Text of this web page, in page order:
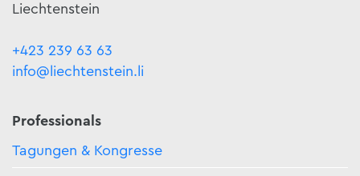
Liechtenstein
+423 239 63 63
info@liechtenstein.li
Professionals
Tagungen & Kongresse